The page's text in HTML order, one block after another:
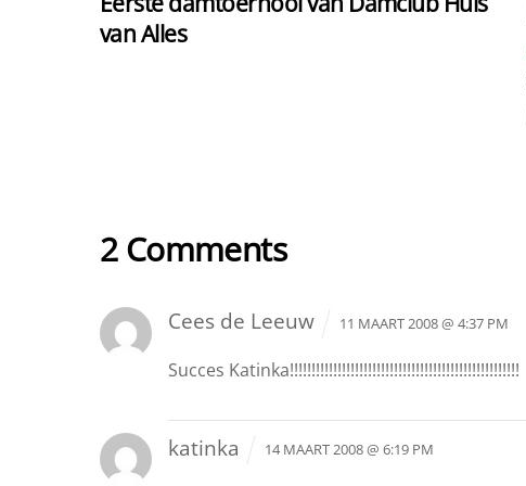
van Alles
2 Comments
Cees de Leeuw 11 MAART 2008 @ 4:37 PM
Succes Katinka!!!!!!!!!!!!!!!!!!!!!!!!!!!!!!!!!!!!!!!!!!!!!!!!!!!!!
katinka 14 MAART 2008 @ 6:19 PM